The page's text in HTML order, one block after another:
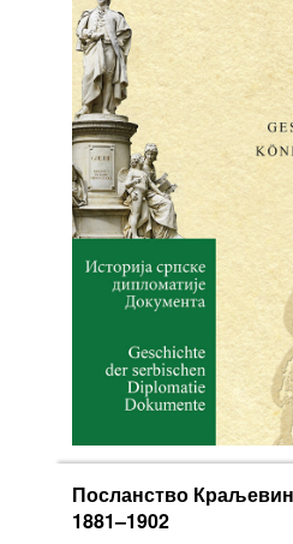
Посланство
1881–1902